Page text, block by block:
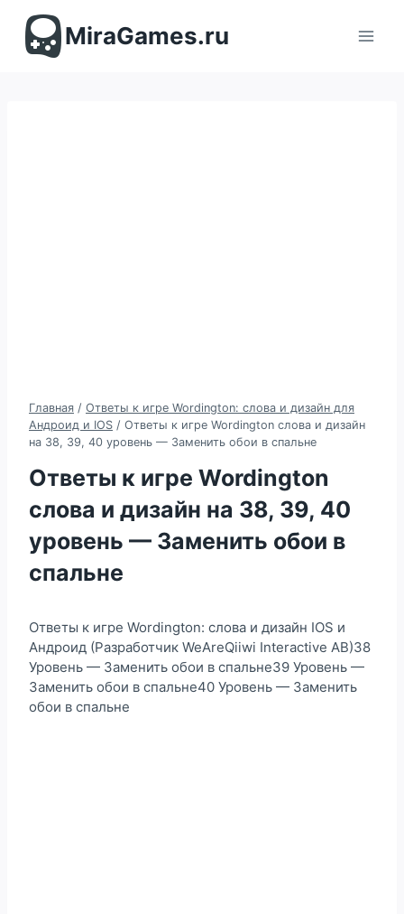
содержимомуMiraGames.ru
Главная / Ответы к игре Wordington: слова и дизайн для
Андроид и IOS / Ответы к игре Wordington слова и дизайн
на 38, 39, 40 уровень — Заменить обои в спальне
Ответы к игре Wordington
слова и дизайн на 38, 39, 40
уровень — Заменить обои в
спальне
Ответы к игре Wordington: слова и дизайн IOS и
Андроид (Разработчик WeAreQiiwi Interactive AB)38
Уровень — Заменить обои в спальне39 Уровень —
Заменить обои в спальне40 Уровень — Заменить
обои в спальне